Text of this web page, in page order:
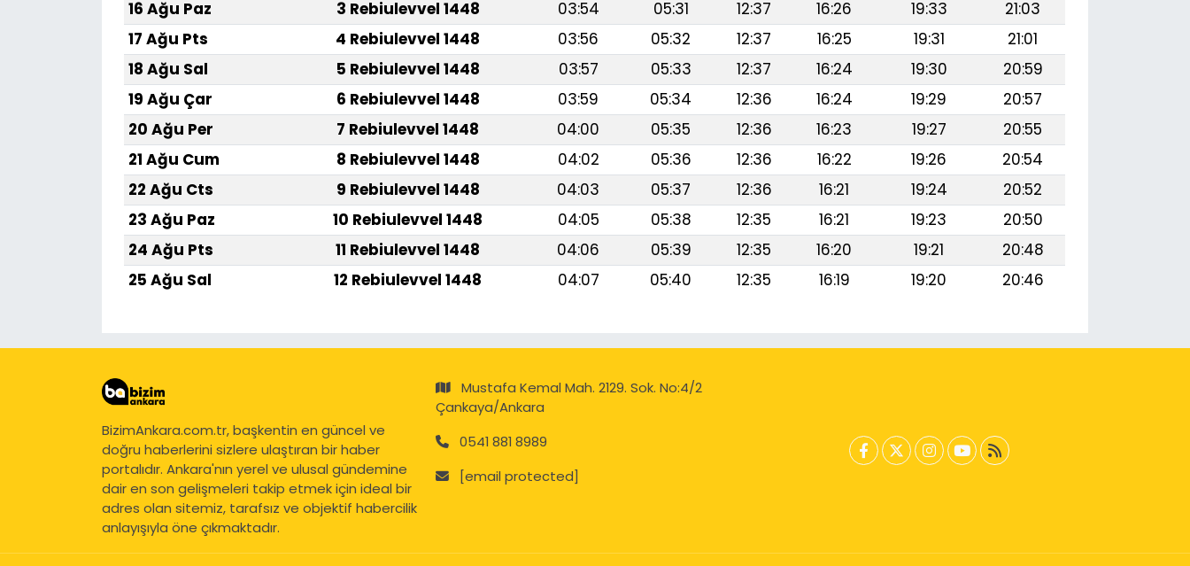
16 Ağu Paz
3 Rebiulevvel 1448 03:54 05:31 12:37 16:26 19:33
21:03
17 Ağu Pts
4 Rebiulevvel 1448 03:56 05:32 12:37 16:25 19:31
21:01
18 Ağu Sal
5 Rebiulevvel 1448 03:57 05:33 12:37 16:24 19:30
20:59
19 Ağu Çar
6 Rebiulevvel 1448 03:59 05:34 12:36 16:24 19:29
20:57
20 Ağu Per
7 Rebiulevvel 1448 04:00 05:35 12:36 16:23 19:27
20:55
21 Ağu Cum
8 Rebiulevvel 1448 04:02 05:36 12:36 16:22 19:26
20:54
22 Ağu Cts
9 Rebiulevvel 1448 04:03 05:37 12:36 16:21 19:24
20:52
23 Ağu Paz
10 Rebiulevvel 1448 04:05 05:38 12:35 16:21 19:23
20:50
24 Ağu Pts
11 Rebiulevvel 1448 04:06 05:39 12:35 16:20 19:21
20:48
25 Ağu Sal
12 Rebiulevvel 1448 04:07 05:40 12:35 16:19 19:20 20:46
BizimAnkara.com.tr, başkentin en güncel ve
doğru haberlerini sizlere ulaştıran bir haber
portalıdır. Ankara'nın yerel ve ulusal gündemine
dair en son gelişmeleri takip etmek için ideal bir
adres olan sitemiz, tarafsız ve objektif habercilik
anlayışıyla öne çıkmaktadır.
Mustafa Kemal Mah. 2129. Sok. No:4/2
Çankaya/Ankara
0541 881 8989
[email protected]